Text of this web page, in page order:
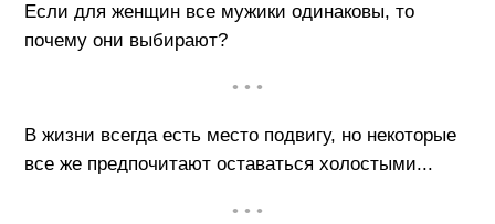
Если для женщин все мужики одинаковы, то
почему они выбирают?
• • •
В жизни всегда есть место подвигу, но некоторые
все же предпочитают оставаться холостыми...
• • •